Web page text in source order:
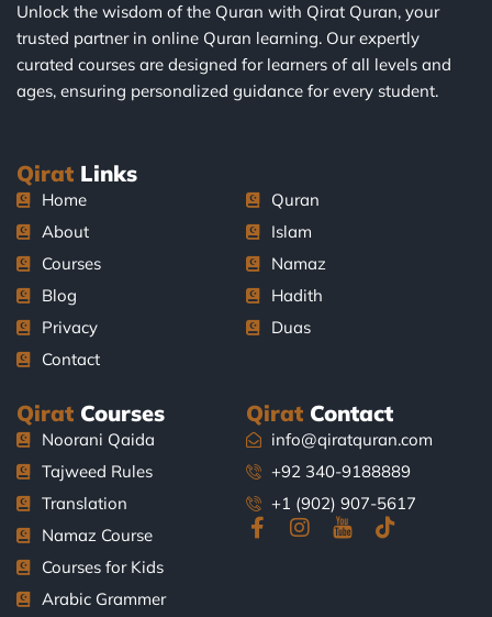
Unlock the wisdom of the Quran with Qirat Quran, your
trusted partner in online Quran learning. Our expertly
curated courses are designed for learners of all levels and
ages, ensuring personalized guidance for every student.
Qirat Links
Home
About
Courses
Blog
Privacy
Contact
Quran
Islam
Namaz
Hadith
Duas
Qirat Courses
Noorani Qaida
Tajweed Rules
Translation
Namaz Course
Courses for Kids
Arabic Grammer
Qirat Contact
info@qiratquran.com
+92 340-9188889
+1 (902) 907-5617
F
I
J
T